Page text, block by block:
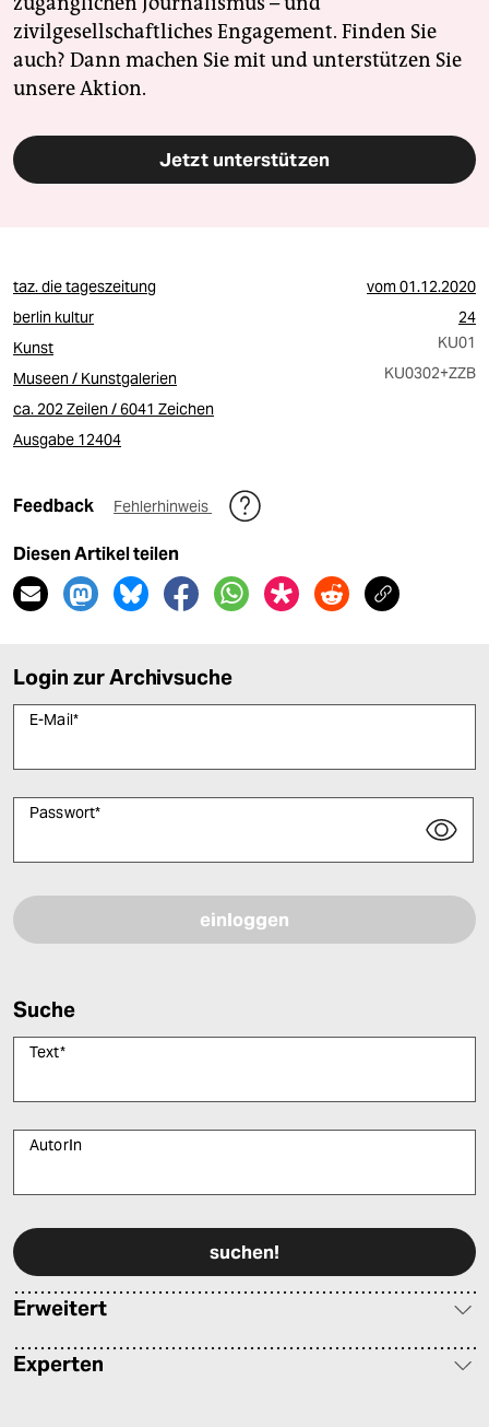
zivilgesellschaftliches Engagement. Finden Sie
auch? Dann machen Sie mit und unterstützen Sie
unsere Aktion.
Jetzt unterstützen
taz. die tageszeitung vom01.12.2020
berlin kultur
24
Kunst
KU01
Museen / Kunstgalerien
KU0302+ZZB
ca. 202 Zeilen / 6041 Zeichen
Ausgabe 12404
Feedback Fehlerhinweis
Diesen Artikel teilen
Login zur Archivsuche
E-Mail*
Passwort*
Suche
Text*
AutorIn
Erweitert
Experten